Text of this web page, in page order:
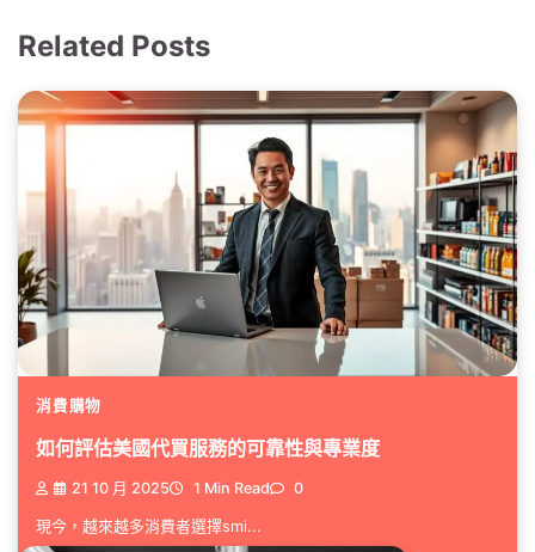
Related Posts
消費購物
如何評估美國代買服務的可靠性與專業度
21 10 月 2025 1 Min Read 0
現今，越來越多消費者選擇smi...